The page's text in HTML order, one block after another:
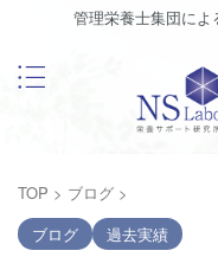
管理栄養士集団に
TOP > ブログ >
ブログ
過去実績